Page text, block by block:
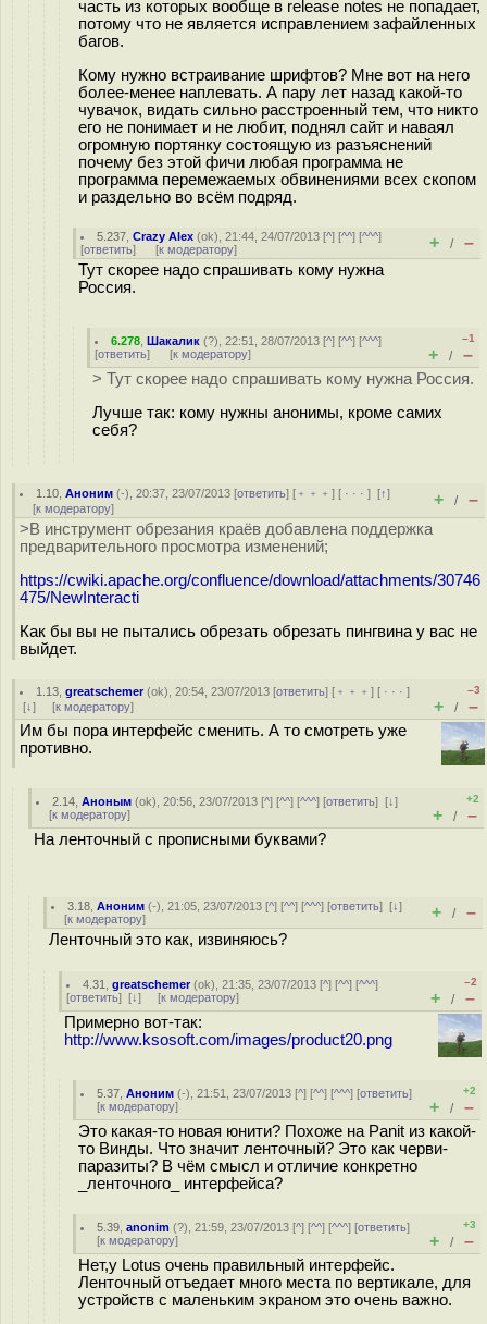
часть из которых вообще в release notes не попадает,
потому что не является исправлением зафайленных
багов.
Кому нужно встраивание шрифтов? Мне вот на него
более-менее наплевать. А пару лет назад какой-то
чувачок, видать сильно расстроенный тем, что никто
его не понимает и не любит, поднял сайт и наваял
огромную портянку состоящую из разъяснений
почему без этой фичи любая программа не
программа перемежаемых обвинениями всех скопом
и раздельно во всём подряд.
5.237 ,Crazy Alex (ok), 21:44, 24/07/2013 [^] [^^] [^^^]
[ответить] [к модератору] + / –
Тут скорее надо спрашивать кому нужна
Россия.
6.278 ,Шакалик (?), 22:51, 28/07/2013 [^] [^^] [^^^]
[ответить] [к модератору]
–1
+ / –
> Тут скорее надо спрашивать кому нужна Россия.
Лучше так: кому нужны анонимы, кроме самих
себя?
1.10 ,Аноним (-), 20:37, 23/07/2013 [ответить] [ ﹢﹢﹢] [ · · ·][↑]
[к модератору] + / –
>В инструмент обрезания краёв добавлена поддержка
предварительного просмотра изменений;
https://cwiki.apache.org/confluence/download/attachments/30746
475/NewInteracti
Как бы вы не пытались обрезать обрезать пингвина у вас не
выйдет.
1.13 ,greatschemer(ok), 20:54, 23/07/2013 [ответить] [ ﹢﹢﹢] [ · · ·]
[↓] [к модератору]
–3
+ / –
Им бы пора интерфейс сменить. А то смотреть уже
противно.
2.14 ,Аноным (ok), 20:56, 23/07/2013 [^] [^^] [^^^] [ответить][↓]
[к модератору]
+2
+ / –
На ленточный с прописными буквами?
3.18 ,Аноним (-), 21:05, 23/07/2013 [^] [^^] [^^^] [ответить][↓]
[к модератору] + / –
Ленточный это как, извиняюсь?
4.31 ,greatschemer(ok), 21:35, 23/07/2013 [^] [^^] [^^^]
[ответить] [↓] [к модератору]
–2
+ / –
Примерно вот-так:
http://www.ksosoft.com/images/product20.png
5.37 ,Аноним (-), 21:51, 23/07/2013 [^] [^^] [^^^] [ответить]
[к модератору]
+2
+ / –
Это какая-то новая юнити? Похоже на Panit из какой-
то Винды. Что значит ленточный? Это как черви-
паразиты? В чём смысл и отличие конкретно
_ленточного_ интерфейса?
5.39 ,anonim (?), 21:59, 23/07/2013 [^] [^^] [^^^] [ответить]
[к модератору]
+3
+ / –
Нет,у Lotus очень правильный интерфейс.
Ленточный отъедает много места по вертикале, для
устройств с маленьким экраном это очень важно.